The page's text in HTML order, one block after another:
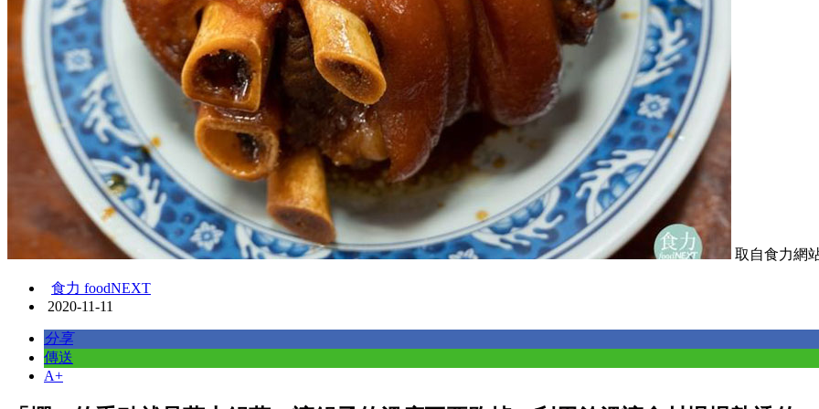
取自食力網
食力 foodNEXT
2020-11-11
分享
傳送
A+